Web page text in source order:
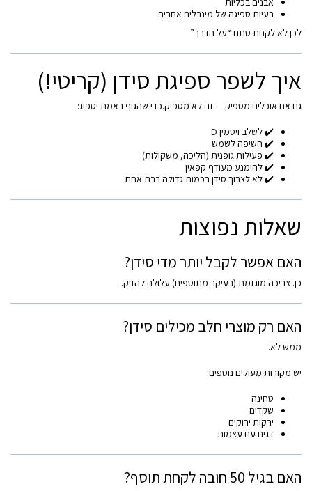
בעיות ספיגה של מינרלים אחרים
לכן לא לקחת סתם “על הדרך”
איך לשפר ספיגת סידן (קריטי!)
גם אם אוכלים מספיק — זה לא מספיק.כדי שהגוף באמת יספוג:
✔️ לשלב ויטמין D
✔️ חשיפה לשמש
✔️ פעילות גופנית (הליכה, משקולות)
✔️ להימנע מעודף קפאין
✔️ לא לצרוך סידן בכמות גדולה בבת אחת
שאלות נפוצות
האם אפשר לקבל יותר מדי סידן?
כן. צריכה מוגזמת (בעיקר מתוספים) עלולה להזיק.
האם רק מוצרי חלב מכילים סידן?
ממש לא.
יש מקורות מעולים נוספים:
טחינה
שקדים
ירקות ירוקים
דגים עם עצמות
האם בגיל 50 חובה לקחת תוסף?